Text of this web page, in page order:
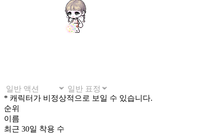
* 캐릭터가 비정상적으로 보일 수 있습니다.
순위
이름
최근 30일 착용 수